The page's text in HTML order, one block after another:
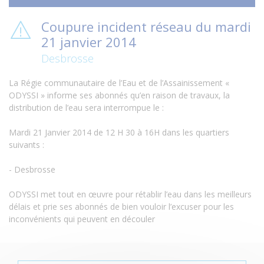
Coupure incident réseau du mardi
21 janvier 2014
Desbrosse
La Régie communautaire de l’Eau et de l’Assainissement «
ODYSSI » informe ses abonnés qu’en raison de travaux, la
distribution de l’eau sera interrompue le :
Mardi 21 Janvier 2014 de 12 H 30 à 16H dans les quartiers
suivants :
- Desbrosse
ODYSSI met tout en œuvre pour rétablir l’eau dans les meilleurs
délais et prie ses abonnés de bien vouloir l’excuser pour les
inconvénients qui peuvent en découler